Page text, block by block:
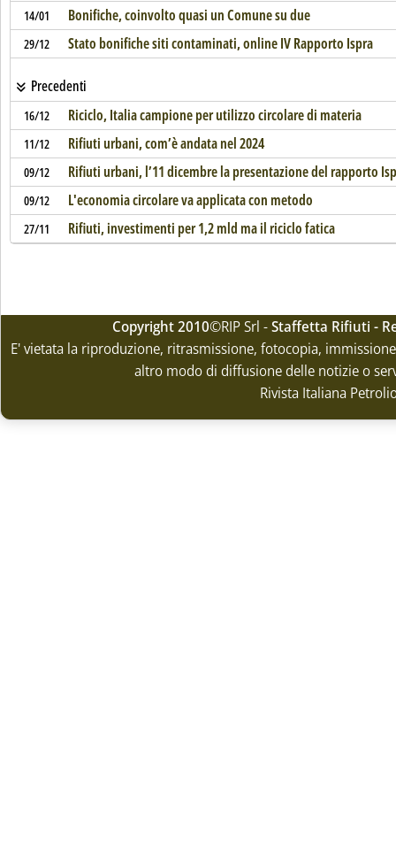
14/01 Bonifiche, coinvolto quasi un Comune su due
29/12 Stato bonifiche siti contaminati, online IV Rapporto Ispra
Precedenti
16/12 Riciclo, Italia campione per utilizzo circolare di materia
11/12 Rifiuti urbani, com’è andata nel 2024
09/12 Rifiuti urbani, l’11 dicembre la presentazione del rapporto
09/12 L'economia circolare va applicata con metodo
27/11 Rifiuti, investimenti per 1,2 mld ma il riciclo fatica
Copyright 2010©RIP Srl -Staffetta Rifiuti -
E' vietata la riproduzione, ritrasmissione, fotocopia,
altro modo di diffusione delle notizie o
Rivista Italiana